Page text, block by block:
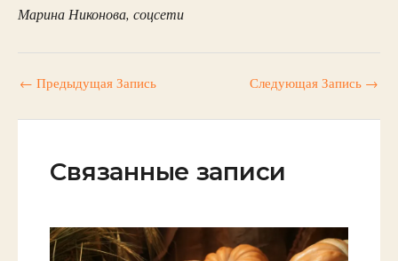
Марина Никонова, соцсети
← Предыдущая Запись Следующая Запись →
Связанные записи